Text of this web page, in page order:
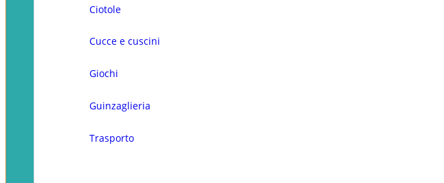
Ciotole
Cucce e cuscini
Giochi
Guinzaglieria
Trasporto